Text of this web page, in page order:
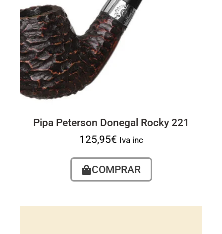
Pipa Peterson Donegal Rocky 221
125,95€ Iva inc
COMPRAR